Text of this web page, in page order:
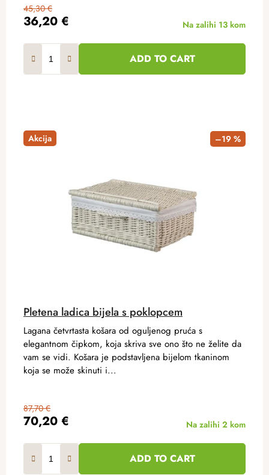
36,20 €
45,30 €
Na zalihi 13 kom
ADD TO CART
Akcija –19 %
Pletena ladica bijela s poklopcem
70,20 €
87,70 €
Na zalihi 2 kom
ADD TO CART
Lagana četvrtasta košara od oguljenog pruća s
elegantnom čipkom, koja skriva sve ono što ne želite da
vam se vidi. Košara je podstavljena bijelom tkaninom
koja se može skinuti i...